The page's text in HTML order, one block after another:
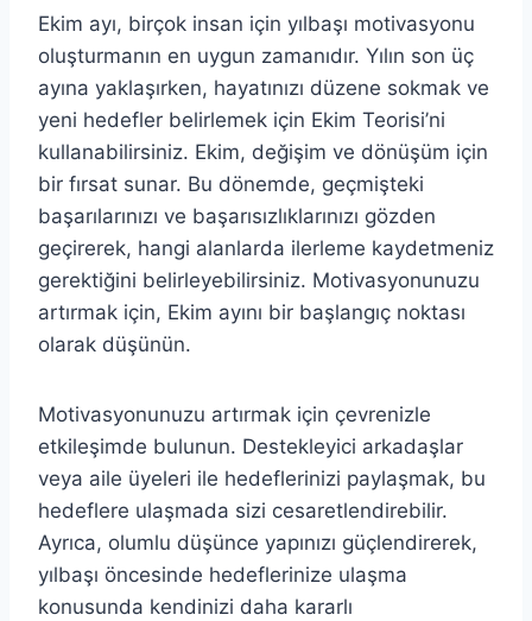
Ekim ayı, birçok insan için yılbaşı motivasyonu
oluşturmanın en uygun zamanıdır. Yılın son üç
ayına yaklaşırken, hayatınızı düzene sokmak ve
yeni hedefler belirlemek için Ekim Teorisi’ni
kullanabilirsiniz. Ekim, değişim ve dönüşüm için
bir fırsat sunar. Bu dönemde, geçmişteki
başarılarınızı ve başarısızlıklarınızı gözden
geçirerek, hangi alanlarda ilerleme kaydetmeniz
gerektiğini belirleyebilirsiniz. Motivasyonunuzu
artırmak için, Ekim ayını bir başlangıç noktası
olarak düşünün.
Motivasyonunuzu artırmak için çevrenizle
etkileşimde bulunun. Destekleyici arkadaşlar
veya aile üyeleri ile hedeflerinizi paylaşmak, bu
hedeflere ulaşmada sizi cesaretlendirebilir.
Ayrıca, olumlu düşünce yapınızı güçlendirerek,
yılbaşı öncesinde hedeflerinize ulaşma
konusunda kendinizi daha kararlı